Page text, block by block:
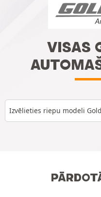
VISAS
Izvēlieties riepu modeli